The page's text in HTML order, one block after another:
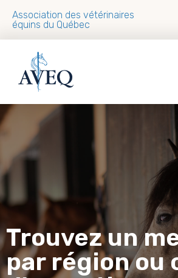
Association des vétérinaires
équins du Québec
Trouvez un
par région ou